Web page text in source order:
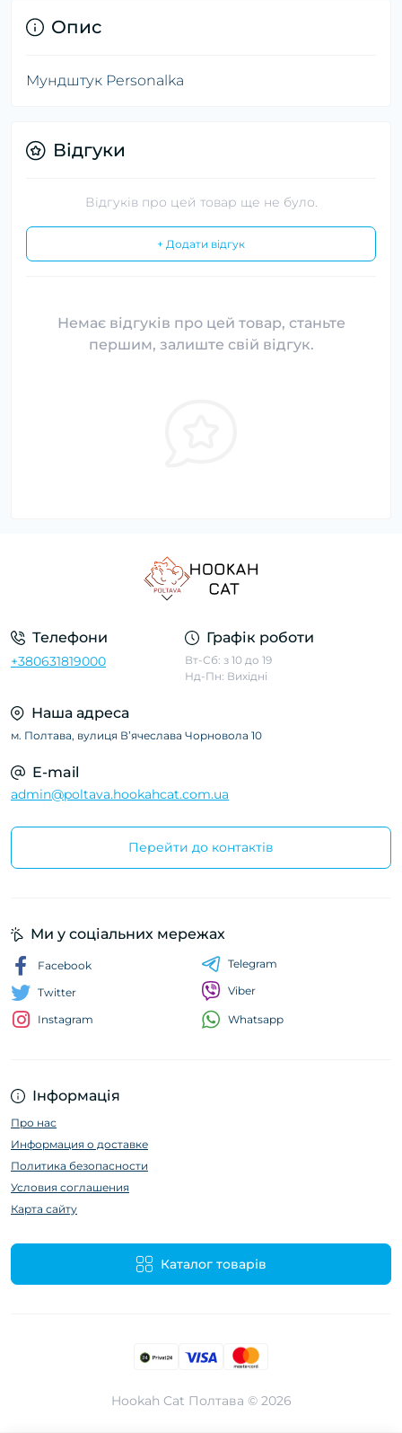
Опис
Мундштук Personalka
Відгуки
Відгуків про цей товар ще не було.
+ Додати відгук
Немає відгуків про цей товар, станьте
першим, залиште свій відгук.
Телефони
+380631819000
Графік роботи
Вт-Сб: з 10 до 19
Нд-Пн: Вихідні
Наша адреса
м. Полтава, вулиця Вʼячеслава Чорновола 10
E-mail
admin@poltava.hookahcat.com.ua
Перейти до контактів
Інформація
Про нас
Информация о доставке
Политика безопасности
Условия соглашения
Карта сайту
Каталог товарів
Ми у соціальних мережах
Facebook
Twitter
Instagram
Telegram
Viber
Whatsapp
Hookah Cat Полтава © 2026